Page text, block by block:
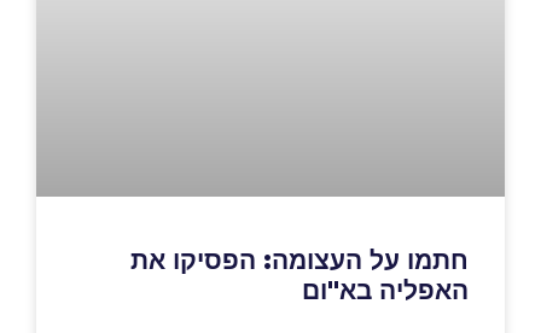
חתמו על העצומה: הפסיקו את
האפליה בא"ום